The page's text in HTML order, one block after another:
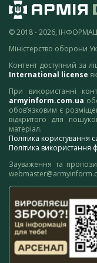
© 2018 - 2026,
Міністерство оборони
Контент доступний за
International license
При використанні
armyinform.com.ua
обов’язковим є
відкритого для
матеріал.
Політика користування
Політика використання
Зауваження та